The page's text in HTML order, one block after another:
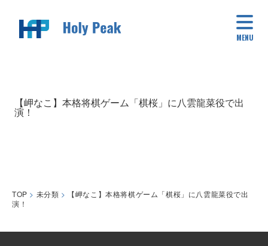
MENU
TOP > 未分類 >
【岬なこ】本格将棋ゲーム「棋桜」に八雲龍菜役で出
演！
【岬なこ】本格将棋ゲーム「棋桜」に八雲龍菜役で出
演！